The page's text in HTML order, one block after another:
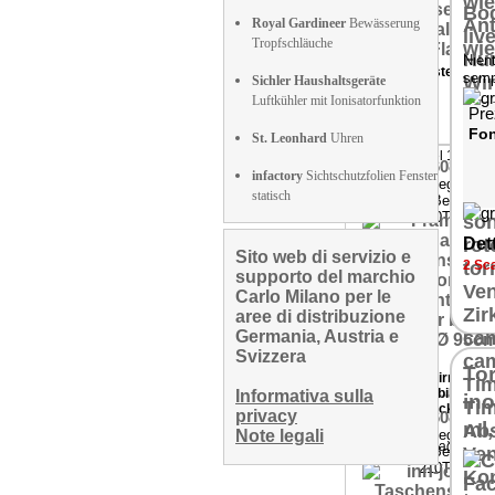
Produktvorstellung
Gütsel 11/23
NX-7608-919
Taschen
mit Teflon
210T,w
Taschenschirm von
Pearl ist stabil,
& schnelltrocknend"
Framania Magazin
NX-7608-919
Taschen
mit Teflon
210T,w
Royal Gardineer Bewässerung
Tropfschläuche
Sichler Haushaltsgeräte
Luftkühler mit Ionisatorfunktion
St. Leonhard Uhren
infactory Sichtschutzfolien Fenster
statisch
Sito web di servizio e
supporto del marchio
Carlo Milano per le
aree di distribuzione
Germania, Austria e
Svizzera
Informativa sulla
privacy
Note legali
2